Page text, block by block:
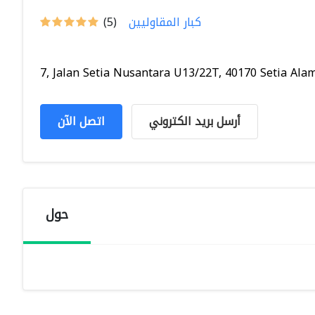
(5) كبار المقاوليين
7, Jalan Setia Nusantara U13/22T, 40170 Setia
اتصل الآن أرسل بريد الكتروني
حول